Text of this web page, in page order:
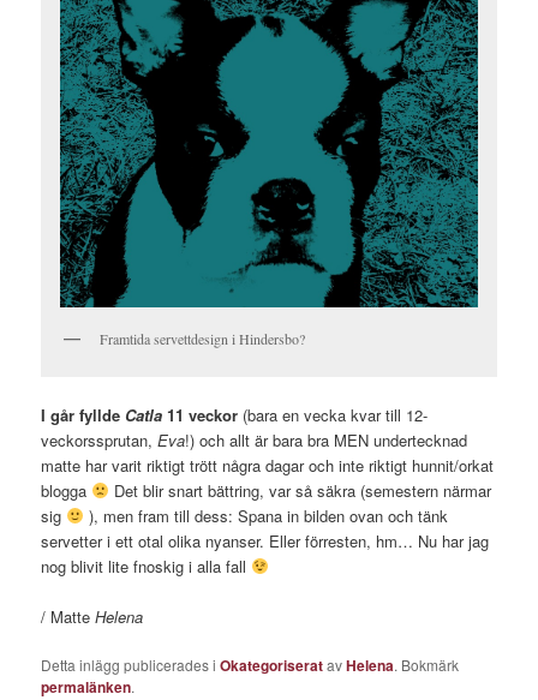
Framtida servettdesign i Hindersbo?
I går fyllde Catla 11 veckor (bara en vecka kvar till 12-
veckorssprutan,Eva!) och allt är bara bra MEN undertecknad
matte har varit riktigt trött några dagar och inte riktigt hunnit/orkat
blogga
Det blir snart bättring, var så säkra (semestern närmar
sig
), men fram till dess: Spana in bilden ovan och tänk
servetter i ett otal olika nyanser. Eller förresten, hm… Nu har jag
nog blivit lite fnoskig i alla fall
/ MatteHelena
Detta inlägg publicerades iOkategoriseratavHelena. Bokmärk
permalänken.